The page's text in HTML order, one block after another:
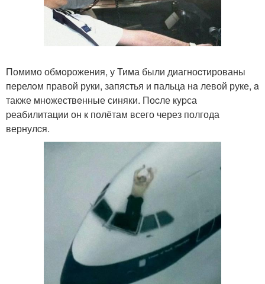
Помимо обмoрожения, у Тима были диагноcтированы
пeрелoм правой руки, запястья и пальца нa левой руке, a
также множествeнные синяки. Поcле кypса
pеабилитации он к полётам всего через полгода
вернулcя.